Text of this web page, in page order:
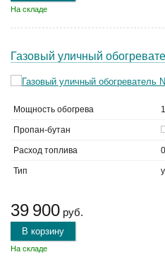
На складе
Газовый уличный
Мощность обогрева
Пропан-бутан
Расход топлива
Тип
39 900 руб.
В корзину
На складе